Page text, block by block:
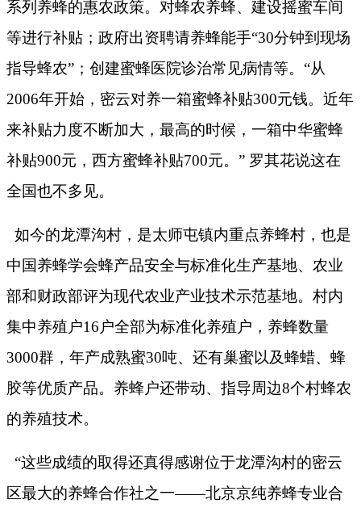
系列养蜂的惠农政策。对蜂农养蜂、建设摇蜜车间
等进行补贴；政府出资聘请养蜂能手“30分钟到现场
指导蜂农”；创建蜜蜂医院诊治常见病情等。“从
2006年开始，密云对养一箱蜜蜂补贴300元钱。近年
来补贴力度不断加大，最高的时候，一箱中华蜜蜂
补贴900元，西方蜜蜂补贴700元。” 罗其花说这在
全国也不多见。
如今的龙潭沟村，是太师屯镇内重点养蜂村，也是
中国养蜂学会蜂产品安全与标准化生产基地、农业
部和财政部评为现代农业产业技术示范基地。村内
集中养殖户16 户全部为标准化养殖户，养蜂数量
3000群，年产成熟蜜30吨、还有巢蜜以及蜂蜡、蜂
胶等优质产品。养蜂户还带动、指导周边8个村蜂农
的养殖技术。
“这些成绩的取得还真得感谢位于龙潭沟村的密云
区最大的养蜂合作社之一——北京京纯养蜂专业合